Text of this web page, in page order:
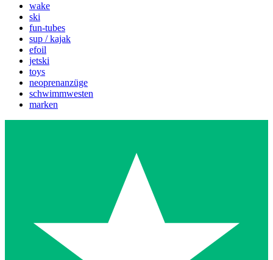
wake
ski
fun-tubes
sup / kajak
efoil
jetski
toys
neoprenanzüge
schwimmwesten
marken